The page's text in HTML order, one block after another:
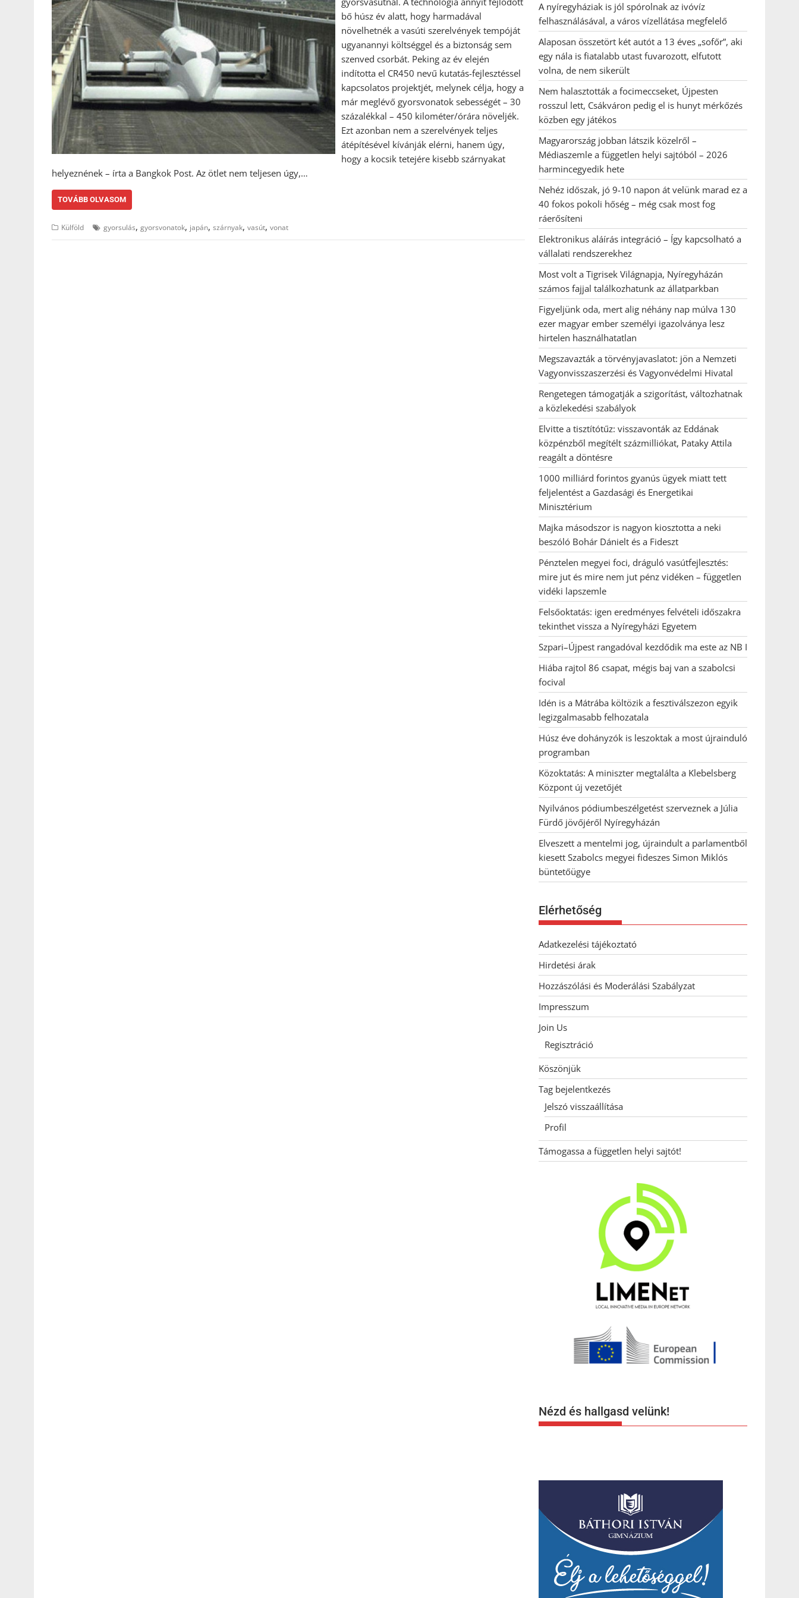
bő húsz év alatt, hogy harmadával
növelhetnék a vasúti szerelvények tempóját
ugyanannyi költséggel és a biztonság sem
szenved csorbát. Peking az év elején
indította el CR450 nevű kutatás-fejlesztéssel
kapcsolatos projektjét, melynek célja, hogy a
már meglévő gyorsvonatok sebességét – 30
százalékkal – 450 kilométer/órára növeljék.
Ezt azonban nem a szerelvények teljes
átépítésével kívánják elérni, hanem úgy,
hogy a kocsik tetejére kisebb szárnyakat
helyeznének – írta a Bangkok Post. Az ötlet nem teljesen úgy,…
TOVÁBB OLVASOM
Külföld gyorsulás, gyorsvonatok, japán, szárnyak, vasút, vonat
A nyíregyháziak is jól spórolnak az ivóvíz
felhasználásával, a város vízellátása megfelelő
Alaposan összetört két autót a 13 éves „sofőr”, aki
egy nála is fiatalabb utast fuvarozott, elfutott
volna, de nem sikerült
Nem halasztották a focimeccseket, Újpesten
rosszul lett, Csákváron pedig el is hunyt mérkőzés
közben egy játékos
Magyarország jobban látszik közelről –
Médiaszemle a független helyi sajtóból – 2026
harmincegyedik hete
Nehéz időszak, jó 9-10 napon át velünk marad ez a
40 fokos pokoli hőség – még csak most fog
ráerősíteni
Elektronikus aláírás integráció – Így kapcsolható a
vállalati rendszerekhez
Most volt a Tigrisek Világnapja, Nyíregyházán
számos fajjal találkozhatunk az állatparkban
Figyeljünk oda, mert alig néhány nap múlva 130
ezer magyar ember személyi igazolványa lesz
hirtelen használhatatlan
Megszavazták a törvényjavaslatot: jön a Nemzeti
Vagyonvisszaszerzési és Vagyonvédelmi Hivatal
Rengetegen támogatják a szigorítást, változhatnak
a közlekedési szabályok
Elvitte a tisztítótűz: visszavonták az Eddának
közpénzből megítélt százmilliókat, Pataky Attila
reagált a döntésre
1000 milliárd forintos gyanús ügyek miatt tett
feljelentést a Gazdasági és Energetikai
Minisztérium
Majka másodszor is nagyon kiosztotta a neki
beszóló Bohár Dánielt és a Fideszt
Pénztelen megyei foci, dráguló vasútfejlesztés:
mire jut és mire nem jut pénz vidéken – független
vidéki lapszemle
Felsőoktatás: igen eredményes felvételi időszakra
tekinthet vissza a Nyíregyházi Egyetem
Szpari–Újpest rangadóval kezdődik ma este az NB I
Hiába rajtol 86 csapat, mégis baj van a szabolcsi
focival
Idén is a Mátrába költözik a fesztiválszezon egyik
legizgalmasabb felhozatala
Húsz éve dohányzók is leszoktak a most újrainduló
programban
Közoktatás: A miniszter megtalálta a Klebelsberg
Központ új vezetőjét
Nyilvános pódiumbeszélgetést szerveznek a Júlia
Fürdő jövőjéről Nyíregyházán
Elveszett a mentelmi jog, újraindult a parlamentből
kiesett Szabolcs megyei fideszes Simon Miklós
büntetőügye
Elérhetőség
Adatkezelési tájékoztató
Hirdetési árak
Hozzászólási és Moderálási Szabályzat
Impresszum
Join Us
Regisztráció
Köszönjük
Tag bejelentkezés
Jelszó visszaállítása
Profil
Támogassa a független helyi sajtót!
Nézd és hallgasd velünk!